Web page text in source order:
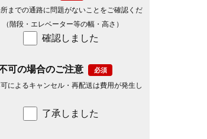
確認しました
までの通路に問題がないことをご確認くだ
（階段・エレベーター等の幅・高さ）
可の場合のご注意
了承しました
によるキャンセル・再配送は費用が発生し